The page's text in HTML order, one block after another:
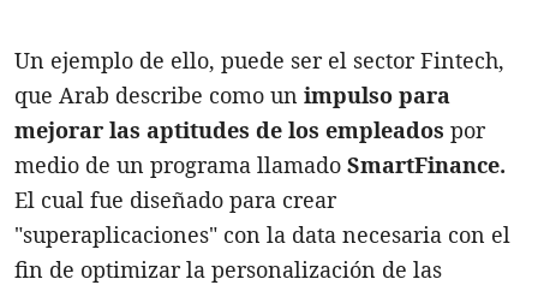
Un ejemplo de ello, puede ser el sector Fintech,
que Arab describe como un impulso para
mejorar las aptitudes de los empleados por
medio de un programa llamado SmartFinance.
El cual fue diseñado para crear
"superaplicaciones" con la data necesaria con el
fin de optimizar la personalización de las